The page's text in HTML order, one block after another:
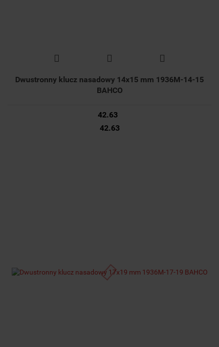
Dwustronny klucz nasadowy 14x15 mm 1936M-14-15
BAHCO
42.63
42.63